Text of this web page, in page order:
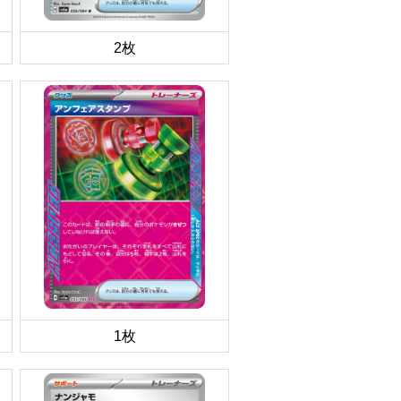
2枚
1枚